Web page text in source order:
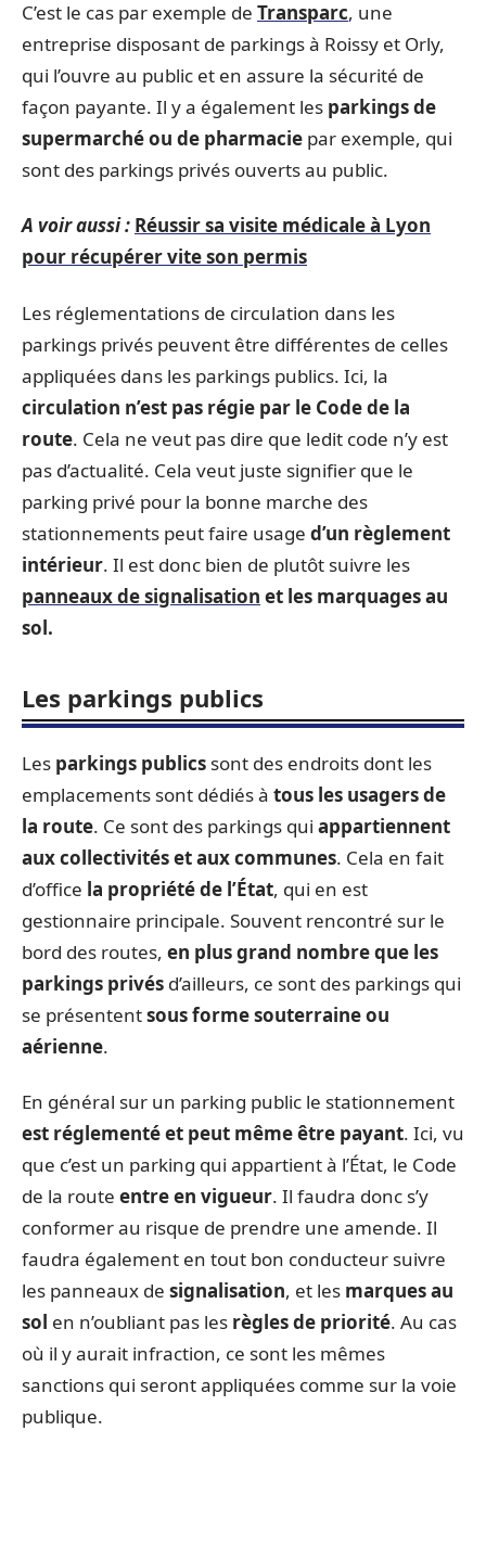
C’est le cas par exemple de Transparc, une
entreprise disposant de parkings à Roissy et Orly,
qui l’ouvre au public et en assure la sécurité de
façon payante. Il y a également les parkings de
supermarché ou de pharmacie par exemple, qui
sont des parkings privés ouverts au public.
A voir aussi : Réussir sa visite médicale à Lyon
pour récupérer vite son permis
Les réglementations de circulation dans les
parkings privés peuvent être différentes de celles
appliquées dans les parkings publics. Ici, la
circulation n’est pas régie par le Code de la
route. Cela ne veut pas dire que ledit code n’y est
pas d’actualité. Cela veut juste signifier que le
parking privé pour la bonne marche des
stationnements peut faire usage d’un règlement
intérieur. Il est donc bien de plutôt suivre les
panneaux de signalisation et les marquages au
sol.
Les parkings publics
Les parkings publics sont des endroits dont les
emplacements sont dédiés à tous les usagers de
la route. Ce sont des parkings qui appartiennent
aux collectivités et aux communes. Cela en fait
d’office la propriété de l’État, qui en est
gestionnaire principale. Souvent rencontré sur le
bord des routes, en plus grand nombre que les
parkings privés d’ailleurs, ce sont des parkings qui
se présententsous formesouterraine ou
aérienne.
En général sur un parking public le stationnement
est réglementé et peut même être payant. Ici, vu
que c’est un parking qui appartient à l’État, le Code
de la route entre en vigueur. Il faudra donc s’y
conformer au risque de prendre une amende. Il
faudra également en tout bon conducteur suivre
les panneaux de signalisation, et les marques au
sol en n’oubliant pas les règles de priorité. Au cas
où il y aurait infraction, ce sont les mêmes
sanctions qui seront appliquées comme sur la voie
publique.